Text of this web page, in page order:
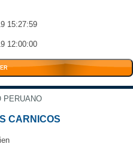
15:27:59
12:00:00
PERUANO
CARNICOS